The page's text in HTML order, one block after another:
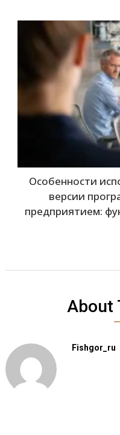
Особенности
версии
предприятием:
About
Fishgor_ru